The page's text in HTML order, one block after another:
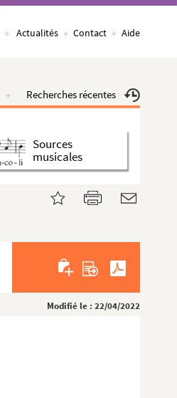
Actualités Contact Aide
Recherches récentes
Sources
musicales
Modifié le : 22/04/2022